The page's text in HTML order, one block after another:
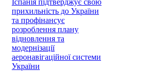
Іспанія підтверджує свою
прихильність до України
та профінансує
розроблення плану
відновлення та
модернізації
аеронавігаційної системи
України